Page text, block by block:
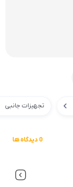
تجهیزات جانبی
0 دیدگاه ها